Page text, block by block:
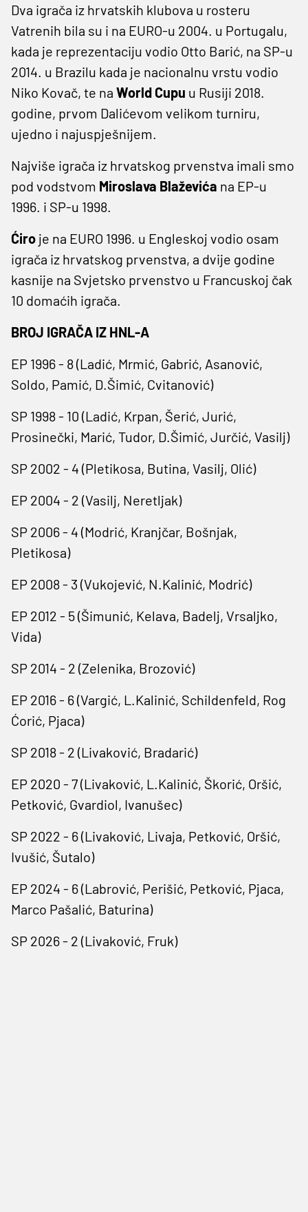
Dva igrača iz hrvatskih klubova u rosteru
Vatrenih bila su i na EURO-u 2004. u Portugalu,
kada je reprezentaciju vodio Otto Barić, na SP-u
2014. u Brazilu kada je nacionalnu vrstu vodio
Niko Kovač, te na World Cupu u Rusiji 2018.
godine, prvom Dalićevom velikom turniru,
ujedno i najuspješnijem.
Najviše igrača iz hrvatskog prvenstva imali smo
pod vodstvom Miroslava Blaževića na EP-u
1996. i SP-u 1998.
Ćiro je na EURO 1996. u Engleskoj vodio osam
igrača iz hrvatskog prvenstva, a dvije godine
kasnije na Svjetsko prvenstvo u Francuskoj čak
10 domaćih igrača.
BROJ IGRAČA IZ HNL-A
EP 1996 - 8 (Ladić, Mrmić, Gabrić, Asanović,
Soldo, Pamić, D.Šimić, Cvitanović)
SP 1998 - 10 (Ladić, Krpan, Šerić, Jurić,
Prosinečki, Marić, Tudor, D.Šimić, Jurčić, Vasilj)
SP 2002 - 4 (Pletikosa, Butina, Vasilj, Olić)
EP 2004 - 2 (Vasilj, Neretljak)
SP 2006 - 4 (Modrić, Kranjčar, Bošnjak,
Pletikosa)
EP 2008 - 3 (Vukojević, N.Kalinić, Modrić)
EP 2012 - 5 (Šimunić, Kelava, Badelj, Vrsaljko,
Vida)
SP 2014 - 2 (Zelenika, Brozović)
EP 2016 - 6 (Vargić, L.Kalinić, Schildenfeld, Rog
Ćorić, Pjaca)
SP 2018 - 2 (Livaković, Bradarić)
EP 2020 - 7 (Livaković, L.Kalinić, Škorić, Oršić,
Petković, Gvardiol, Ivanušec)
SP 2022 - 6 (Livaković, Livaja, Petković, Oršić,
Ivušić, Šutalo)
EP 2024 - 6 (Labrović, Perišić, Petković, Pjaca,
Marco Pašalić, Baturina)
SP 2026 - 2 (Livaković, Fruk)